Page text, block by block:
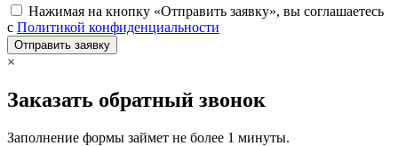
Нажимая на кнопку «Отправить заявку», вы соглашаетесь
с Политикой конфиденциальности
×
Заказать обратный звонок
Заполнение формы займет не более 1 минуты.